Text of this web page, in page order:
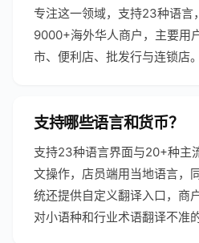
专注这一领域，支持23种语言
9000+海外华人商户，主要用
市、便利店、批发行与连锁店。
支持哪些语言和货币？
支持23种语言界面与20+种主
文操作，店员端用当地语言，
统还提供自定义翻译入口，商
对小语种和行业术语翻译不准